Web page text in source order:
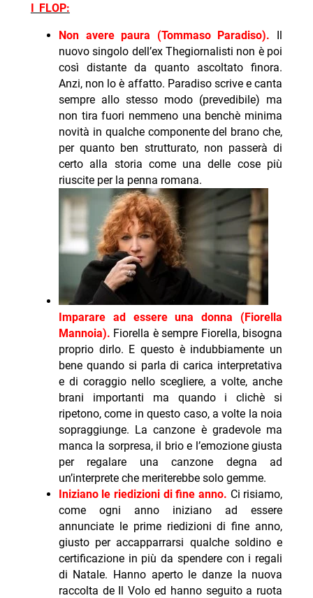
I FLOP:
Non avere paura (Tommaso Paradiso). Il
nuovo singolo dell’ex Thegiornalisti non è poi
così distante da quanto ascoltato finora.
Anzi, non lo è affatto. Paradiso scrive e canta
sempre allo stesso modo (prevedibile) ma
non tira fuori nemmeno una benchè minima
novità in qualche componente del brano che,
per quanto ben strutturato, non passerà di
certo alla storia come una delle cose più
riuscite per la penna romana.
Imparare ad essere una donna (Fiorella
Mannoia). Fiorella è sempre Fiorella, bisogna
proprio dirlo. E questo è indubbiamente un
bene quando si parla di carica interpretativa
e di coraggio nello scegliere, a volte, anche
brani importanti ma quando i clichè si
ripetono, come in questo caso, a volte la noia
sopraggiunge. La canzone è gradevole ma
manca la sorpresa, il brio e l’emozione giusta
per regalare una canzone degna ad
un’interprete che meriterebbe solo gemme.
Iniziano le riedizioni di fine anno. Ci risiamo,
come ogni anno iniziano ad essere
annunciate le prime riedizioni di fine anno,
giusto per accapparrarsi qualche soldino e
certificazione in più da spendere con i regali
di Natale. Hanno aperto le danze la nuova
raccolta de Il Volo ed hanno seguito a ruota